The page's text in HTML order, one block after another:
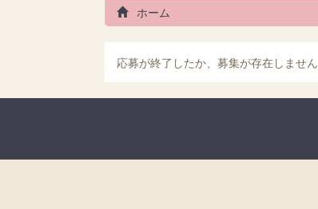
ホーム
応募が終了したか、募集が存在しません